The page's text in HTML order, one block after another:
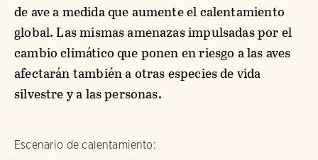
de ave a medida que aumente el calentamiento
global. Las mismas amenazas impulsadas por el
cambio climático que ponen en riesgo a las aves
afectarán también a otras especies de vida
silvestre y a las personas.
Escenario de calentamiento: